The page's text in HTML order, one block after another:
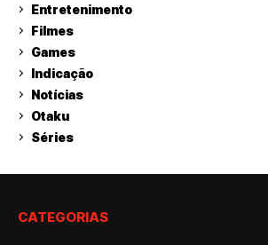
Entretenimento
Filmes
Games
Indicação
Notícias
Otaku
Séries
CATEGORIAS